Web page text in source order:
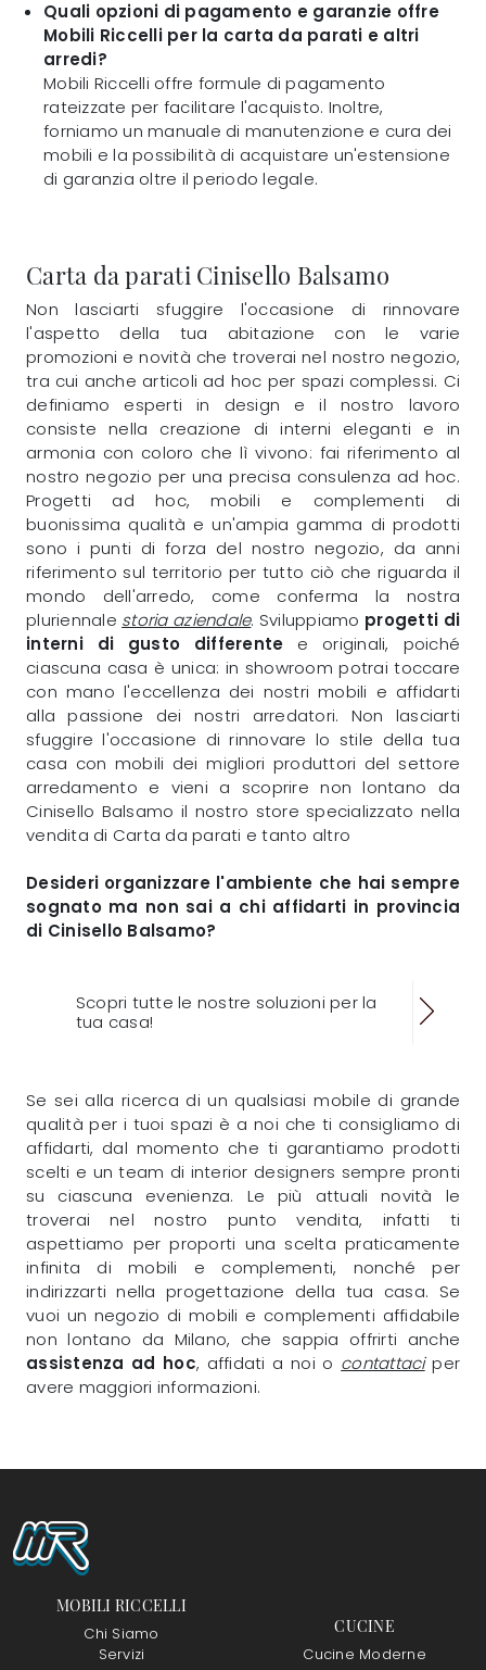
Carta da parati Cinisello Balsamo
Non lasciarti sfuggire l'occasione di rinnovare
l'aspetto della tua abitazione con le varie
promozioni e novità che troverai nel nostro negozio,
tra cui anche articoli ad hoc per spazi complessi. Ci
definiamo esperti in design e il nostro lavoro
consiste nella creazione di interni eleganti e in
armonia con coloro che lì vivono: fai riferimento al
nostro negozio per una precisa consulenza ad hoc.
Progetti ad hoc, mobili e complementi di
buonissima qualità e un'ampia gamma di prodotti
sono i punti di forza del nostro negozio, da anni
riferimento sul territorio per tutto ciò che riguarda il
mondo dell'arredo, come conferma la nostra
pluriennale storia aziendale. Sviluppiamo progetti di
interni di gusto differente e originali, poiché
ciascuna casa è unica: in showroom potrai toccare
con mano l'eccellenza dei nostri mobili e affidarti
alla passione dei nostri arredatori. Non lasciarti
sfuggire l'occasione di rinnovare lo stile della tua
casa con mobili dei migliori produttori del settore
arredamento e vieni a scoprire non lontano da
Cinisello Balsamo il nostro store specializzato nella
vendita di Carta da parati e tanto altro
Desideri organizzare l'ambiente che hai sempre
sognato ma non sai a chi affidarti in provincia
di Cinisello Balsamo?
Scopri tutte le nostre soluzioni per la
tua casa!
Se sei alla ricerca di un qualsiasi mobile di grande
qualità per i tuoi spazi è a noi che ti consigliamo di
affidarti, dal momento che ti garantiamo prodotti
scelti e un team di interior designers sempre pronti
su ciascuna evenienza. Le più attuali novità le
troverai nel nostro punto vendita, infatti ti
aspettiamo per proporti una scelta praticamente
infinita di mobili e complementi, nonché per
indirizzarti nella progettazione della tua casa. Se
vuoi un negozio di mobili e complementi affidabile
non lontano da Milano, che sappia offrirti anche
assistenza ad hoc, affidati a noi o contattaciper
avere maggiori informazioni.
Quali opzioni di pagamento e garanzie offre
Mobili Riccelli per la carta da parati e altri
arredi?
Mobili Riccelli offre formule di pagamento
rateizzate per facilitare l'acquisto. Inoltre,
forniamo un manuale di manutenzione e cura dei
mobili e la possibilità di acquistare un'estensione
di garanzia oltre il periodo legale.
MOBILI RICCELLI
Chi Siamo
Servizi
CUCINE
Cucine Moderne